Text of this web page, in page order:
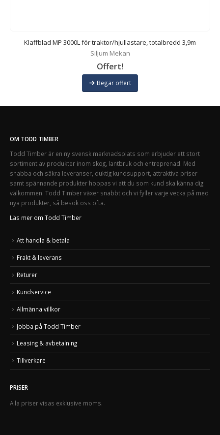
Klaffblad MP 3000L för traktor/hjullastare, totalbredd 3,9m
Siljum Mekan
Offert!
Begär offert
OM TODD TIMBER
Todd Timber är en ny svensk marknadsplats som erbjuder ett stort
sortiment av produkter inom skog, lantbruk och entreprenad. Med
snabba och säkra leveranser, duktig kundsupport, attraktiva priser
samt spännande produkter hoppas vi att du som kund ska känna dig
välkommen. Todd Timber växer snabbt och vi fyller varje vecka på med
nya produkter, så besök oss ofta.
Läs mer om Todd Timber
Att handla & betala
Frakt & leverans
Returer
Kundservice
Allmänna villkor
Jobba på Todd Timber
Leasing & avbetalning
Tillverkare
PRISER
Alla priser visas exklusive moms.